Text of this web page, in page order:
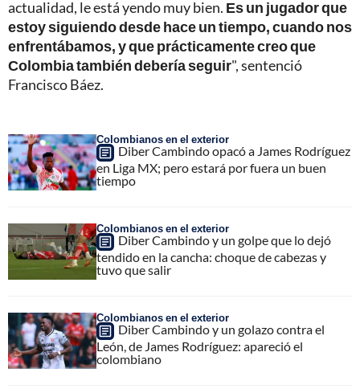
actualidad, le está yendo muy bien. Es un jugador que
estoy siguiendo desde hace un tiempo, cuando nos
enfrentábamos, y que prácticamente creo que
Colombia también debería seguir", sentenció
Francisco Báez.
Colombianos en el exterior
Diber Cambindo opacó a James Rodríguez
en Liga MX; pero estará por fuera un buen
tiempo
Colombianos en el exterior
Diber Cambindo y un golpe que lo dejó
tendido en la cancha: choque de cabezas y
tuvo que salir
Colombianos en el exterior
Diber Cambindo y un golazo contra el
León, de James Rodríguez: apareció el
colombiano